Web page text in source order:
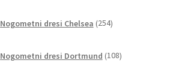
Nogometni dresi Chelsea 254izdelkov
Nogometni dresi Dortmund 108izdelkov